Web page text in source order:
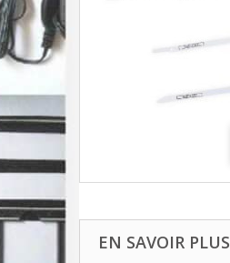
EN SAVOIR PLUS